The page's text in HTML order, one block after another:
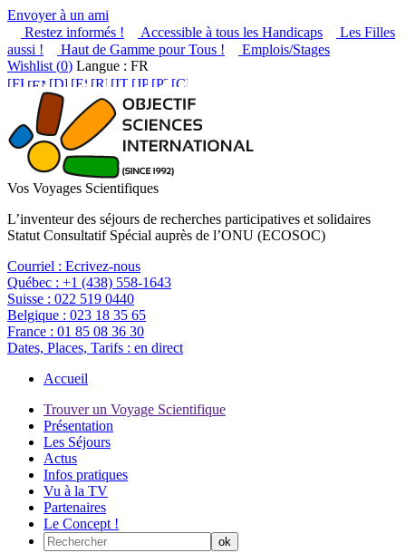
Envoyer à un ami
Restez informés !
Accessible à tous les Handicaps
Les Filles
aussi !
Haut de Gamme pour Tous !
Emplois/Stages
Wishlist (0) Langue : FR
Vos Voyages Scientifiques
L’inventeur des séjours de recherches participatives et solidaires
Statut Consultatif Spécial auprès de l’ONU (ECOSOC)
Courriel : Ecrivez-nous
Québec : +1 (438) 558-1643
Suisse : 022 519 0440
Belgique : 023 18 35 65
France : 01 85 08 36 30
Dates, Places, Tarifs : en direct
Accueil
Trouver un Voyage Scientifique
Présentation
Les Séjours
Actus
Infos pratiques
Vu à la TV
Partenaires
Le Concept !